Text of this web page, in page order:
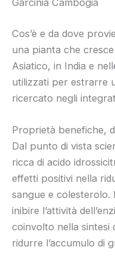
Garcinia Cambogia
Cos’è e da dove
una pianta che
Asiatico, in India e
utilizzati per estrarre
ricercato negli
Proprietà benefiche,
Dal punto di vista
ricca di acido
effetti positivi nella
sangue e colesterolo.
inibire l’attività
coinvolto nella sintesi
ridurre l’accumulo di